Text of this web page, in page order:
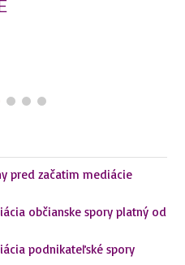
pred začatim mediácie
občianske spory platný od
podnikateľské spory